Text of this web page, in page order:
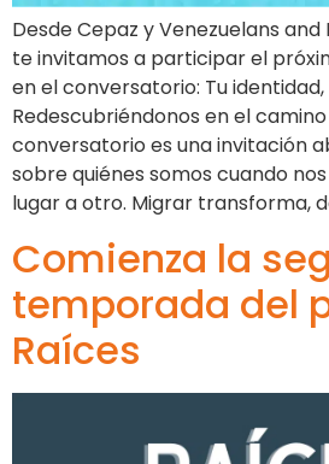
Desde Cepaz y Venezuelans
te invitamos a participar el
en el conversatorio: Tu
Redescubriéndonos en el
conversatorio es una invitación
sobre quiénes somos cuando
lugar a otro. Migrar transforma,
Comienza la
temporada del
Raíces